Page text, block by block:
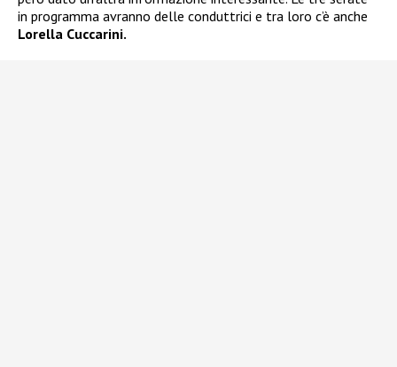
in programma avranno delle conduttrici e tra loro c’è anche
Lorella Cuccarini.